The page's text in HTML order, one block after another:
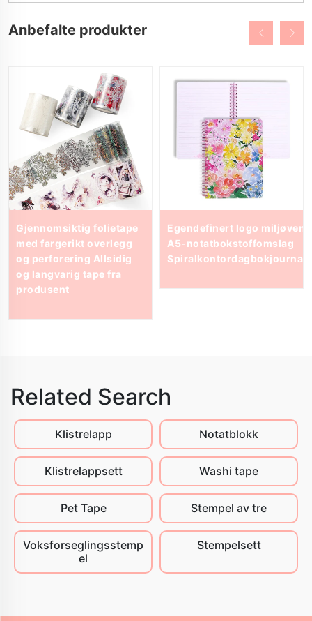
Anbefalte produkter
Gjennomsiktig folietape
med fargerikt overlegg
og perforering Allsidig
og langvarig tape fra
produsent
Egendefinert logo
A5-notatbokstoffomslag
Related Search
Klistrelapp Notatblokk
Klistrelappsett Washi tape
Pet Tape Stempel av tre
Voksforseglingsstemp
el
Stempelsett